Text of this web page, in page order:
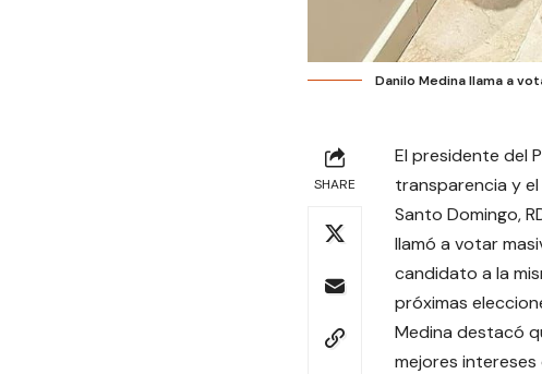
Danilo Medina llama a
SHARE
El presidente del
transparencia y
Santo Domingo,
llamó a votar
candidato a la
próximas
Medina destacó
mejores